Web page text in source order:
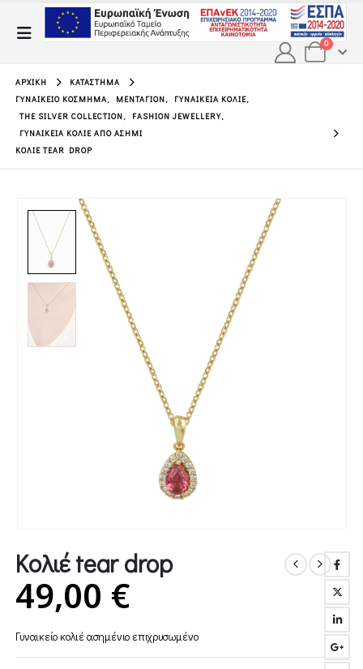
0
ΑΡΧΙΚΉ
ΚΑΤΆΣΤΗΜΑ
ΓΥΝΑΙΚΕΊΟ ΚΌΣΜΗΜΑ, ΜΕΝΤΑΓΙΌΝ, ΓΥΝΑΙΚΕΊΑ ΚΟΛΙΈ,
THE SILVER COLLECTION, FASHION JEWELLERY,
ΓΥΝΑΙΚΕΊΑ ΚΟΛΙΈ ΑΠΌ ΑΣΉΜΙ
ΚΟΛΙΈ TEAR DROP
Κολιέ tear drop
49,00 €
Γυναικείο κολιέ ασημένιο επιχρυσωμένο